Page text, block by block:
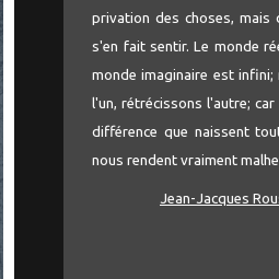
privation des choses, mais
s'en fait sentir. Le monde
monde imaginaire est infini;
l'un, rétrécissons l'autre;
différence que naissent
nous rendent vraiment
Jean-Jacques